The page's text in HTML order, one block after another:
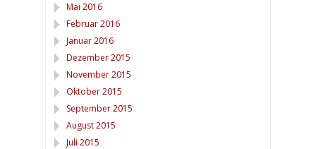
Mai 2016
Februar 2016
Januar 2016
Dezember 2015
November 2015
Oktober 2015
September 2015
August 2015
Juli 2015